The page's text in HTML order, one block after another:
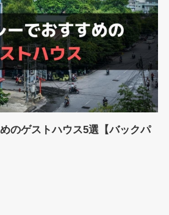
のゲストハウス5選【バックパ